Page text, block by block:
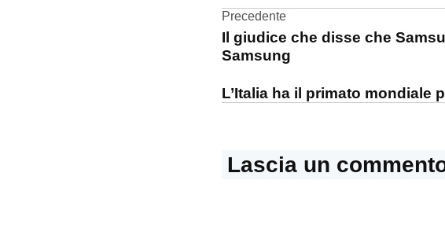
batteria
iPhone
Navigazione
articoli
Precedente
Il giudice che disse che
Samsung
L’Italia ha il primato mondiale
Lascia un